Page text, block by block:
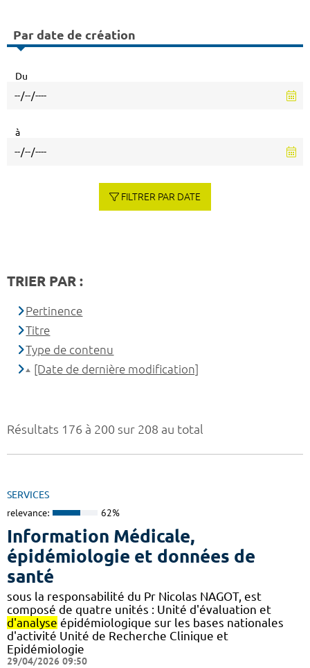
Résultats 176 à 200 sur 208 au total
SERVICES
relevance: 62%
Information Médicale,
épidémiologie et données de
santé
sous la responsabilité du Pr Nicolas NAGOT, est
composé de quatre unités : Unité d'évaluation et
d'analyse épidémiologique sur les bases nationales
d'activité Unité de Recherche Clinique et
Epidémiologie
29/04/2026 09:50
Par date de création
Du
à
FILTRER PAR DATE
TRIER PAR :
Pertinence
Titre
Type de contenu
[Date de dernière modification]